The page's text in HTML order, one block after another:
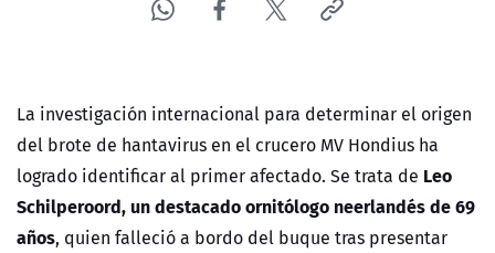
La investigación internacional para determinar el origen
del brote de hantavirus en el crucero MV Hondius ha
logrado identificar al primer afectado. Se trata de Leo
Schilperoord, un destacado ornitólogo neerlandés de 69
años, quien falleció a bordo del buque tras presentar